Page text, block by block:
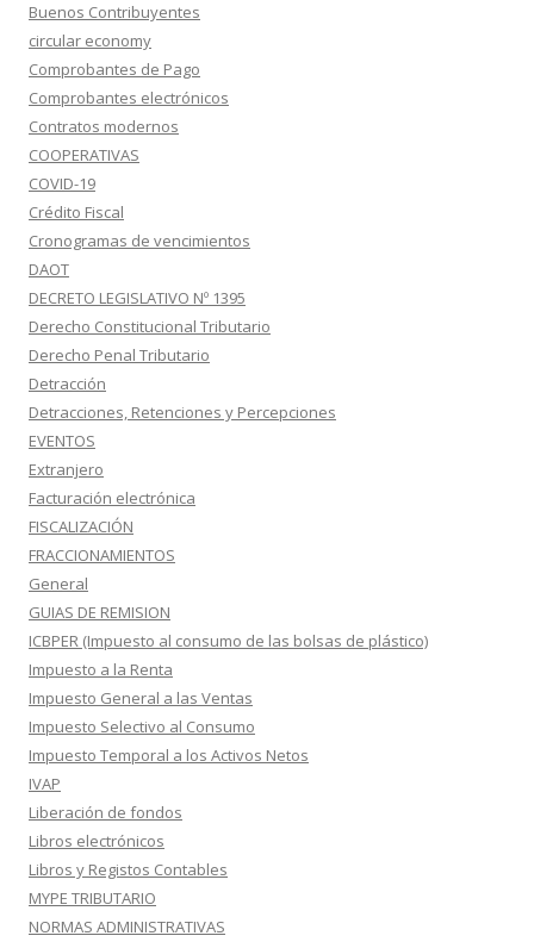
Buenos Contribuyentes
circular economy
Comprobantes de Pago
Comprobantes electrónicos
Contratos modernos
COOPERATIVAS
COVID-19
Crédito Fiscal
Cronogramas de vencimientos
DAOT
DECRETO LEGISLATIVO Nº 1395
Derecho Constitucional Tributario
Derecho Penal Tributario
Detracción
Detracciones, Retenciones y Percepciones
EVENTOS
Extranjero
Facturación electrónica
FISCALIZACIÓN
FRACCIONAMIENTOS
General
GUIAS DE REMISION
ICBPER (Impuesto al consumo de las bolsas de plástico)
Impuesto a la Renta
Impuesto General a las Ventas
Impuesto Selectivo al Consumo
Impuesto Temporal a los Activos Netos
IVAP
Liberación de fondos
Libros electrónicos
Libros y Registos Contables
MYPE TRIBUTARIO
NORMAS ADMINISTRATIVAS